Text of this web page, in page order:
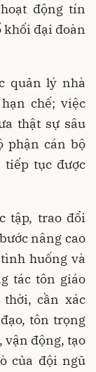
động tín
khối đại đoàn
quản lý nhà
chế; việc
thật sự sâu
phận cán bộ
tiếp tục được
tập, trao đổi
nâng cao
huống và
tác tôn giáo
cần xác
tôn trọng
vận động, tạo
của đội ngũ